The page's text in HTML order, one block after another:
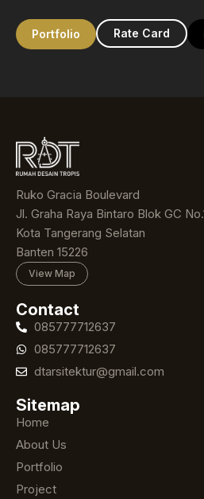
Portfolio Rate Card
Ruko Gracia Boulevard
Jl. Graha Raya Bintaro Blok GC
Kota Tangerang Selatan
Banten 15226
View Map
Contact
085777712637
085777712637
dtarsitektur@gmail.com
Sitemap
Home
About Us
Portfolio
Project